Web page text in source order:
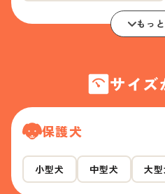
もっ
サイズ
保護犬
小型犬 中型犬 大